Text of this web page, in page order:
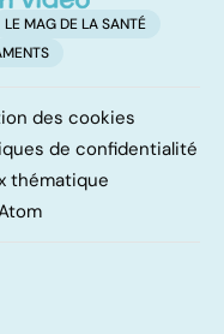
LE MAG DE LA SANTÉ
des cookies
de confidentialité
thématique